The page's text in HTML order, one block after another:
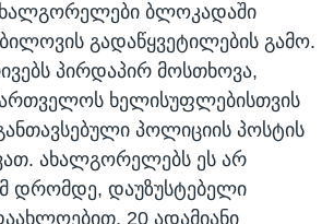
ბლოკადაში
გადაწყვეტილების გამო.
პირდაპირ მოსთხოვა,
ხელისუფლებისთვის
პოლიციის პოსტის
ახალგორელებს ეს არ
დრომდე, დაუზუსტებელი
20 ადამიანი